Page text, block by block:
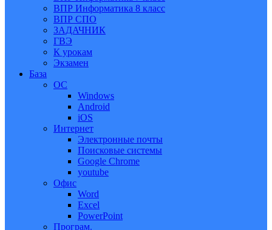
ВПР Информатика 8 класс
ВПР СПО
ЗАДАЧНИК
ГВЭ
К урокам
Экзамен
База
ОС
Windows
Android
iOS
Интернет
Электронные почты
Поисковые системы
Google Chrome
youtube
Офис
Word
Excel
PowerPoint
Програм.